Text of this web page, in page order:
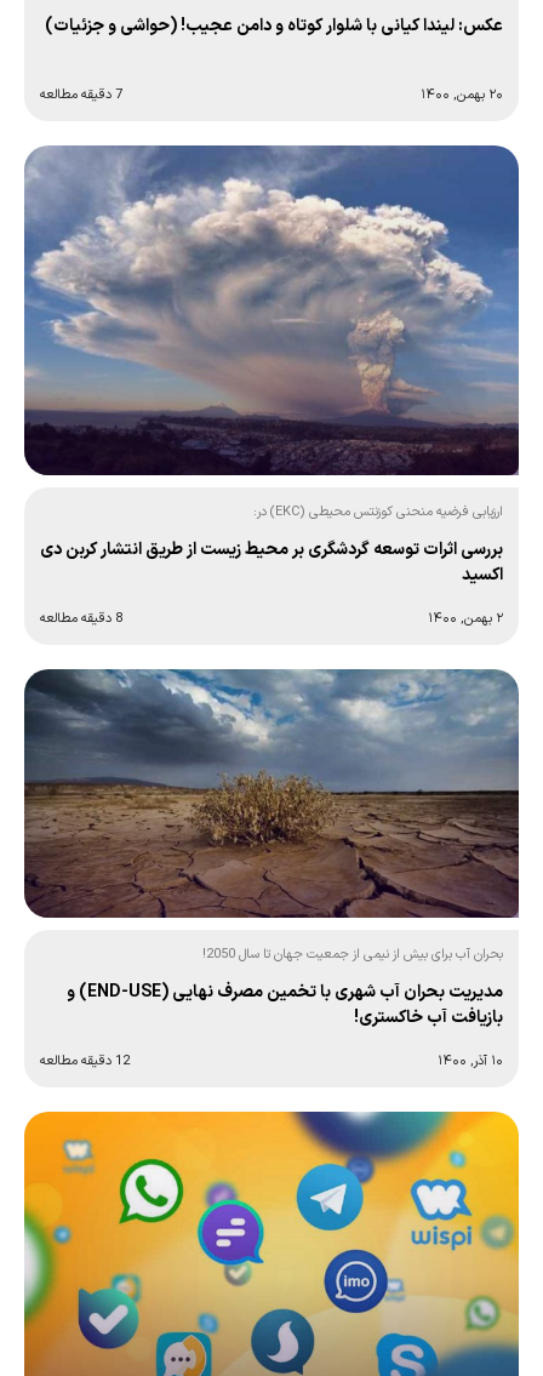
عکس: لیندا کیانی با شلوار کوتاه و دامن عجیب! (حواشی و جزئیات)
۲۰ بهمن, ۱۴۰۰ 7 دقیقه مطالعه
ارزیابی فرضیه منحنی کوزنتس محیطی (EKC) در:
بررسی اثرات توسعه گردشگری بر محیط زیست از طریق انتشار کربن دی
اکسید
۲ بهمن, ۱۴۰۰ 8 دقیقه مطالعه
بحران آب برای بیش از نیمی از جمعیت جهان تا سال 2050!
مدیریت بحران آب شهری با تخمین مصرف نهایی (END-USE) و
بازیافت آب خاکستری!
۱۰ آذر, ۱۴۰۰ 12 دقیقه مطالعه